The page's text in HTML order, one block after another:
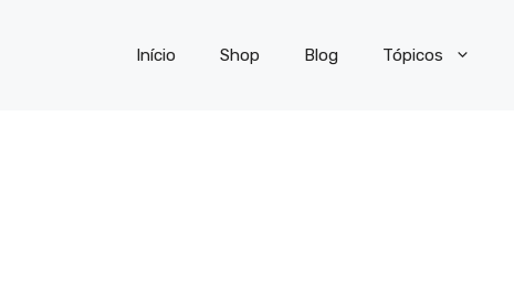
Início Shop Blog Tópicos